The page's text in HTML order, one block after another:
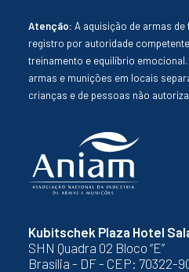
Kubitschek Plaza Hotel
SHN Quadra 02 Bloco “E”
Brasília - DF - CEP: 70322-
Atenção: A aquisição de armas
registro por autoridade
treinamento e equilíbrio
armas e munições em locais
crianças e de pessoas não